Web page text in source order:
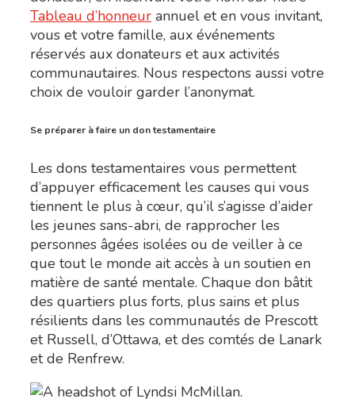
Tableau d’honneur annuel et en vous invitant,
vous et votre famille, aux événements
réservés aux donateurs et aux activités
communautaires. Nous respectons aussi votre
choix de vouloir garder l’anonymat.
Se préparer à faire un don testamentaire
Les dons testamentaires vous permettent
d’appuyer efficacement les causes qui vous
tiennent le plus à cœur, qu’il s’agisse d’aider
les jeunes sans-abri, de rapprocher les
personnes âgées isolées ou de veiller à ce
que tout le monde ait accès à un soutien en
matière de santé mentale. Chaque don bâtit
des quartiers plus forts, plus sains et plus
résilients dans les communautés de Prescott
et Russell, d’Ottawa, et des comtés de Lanark
et de Renfrew.